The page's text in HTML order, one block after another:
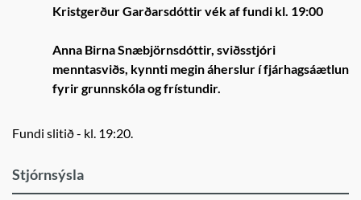
Kristgerður Garðarsdóttir vék af fundi kl. 19:00
Anna Birna Snæbjörnsdóttir, sviðsstjóri
menntasviðs, kynnti megin áherslur í fjárhagsáætlun
fyrir grunnskóla og frístundir.
Fundi slitið - kl. 19:20.
Stjórnsýsla